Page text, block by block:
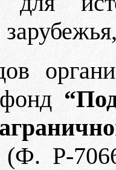
(Ф. Р-